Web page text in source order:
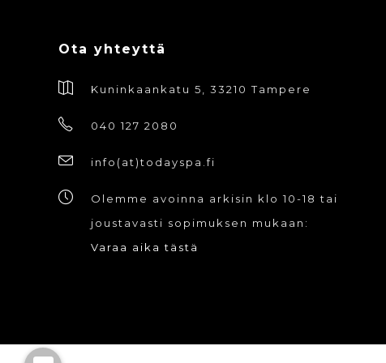
Ota yhteyttä
Kuninkaankatu 5, 33210 Tampere
040 127 2080
info(at)todayspa.fi
Olemme avoinna arkisin klo 10-18 tai
joustavasti sopimuksen mukaan:
Varaa aika tästä